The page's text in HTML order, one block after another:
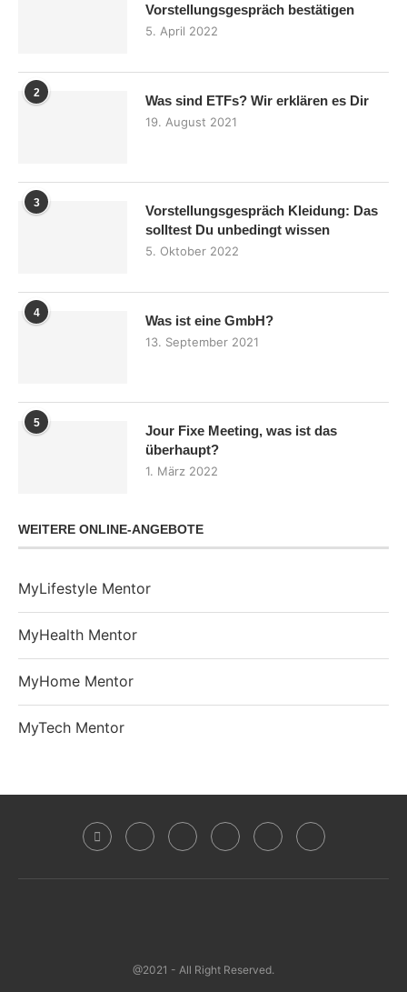
Vorstellungsgespräch bestätigen
5. April 2022
2
Was sind ETFs? Wir erklären es Dir
19. August 2021
3
Vorstellungsgespräch Kleidung: Das
solltest Du unbedingt wissen
5. Oktober 2022
4
Was ist eine GmbH?
13. September 2021
5
Jour Fixe Meeting, was ist das
überhaupt?
1. März 2022
WEITERE ONLINE-ANGEBOTE
MyLifestyle Mentor
MyHealth Mentor
MyHome Mentor
MyTech Mentor
@2021 - All Right Reserved.